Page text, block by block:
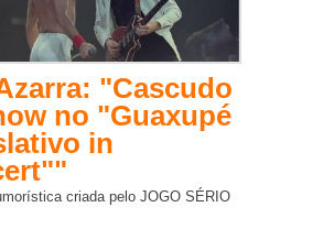
"Cascudo
no "Guaxupé
in
criada pelo JOGO SÉRIO